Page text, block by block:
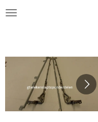
Ga
hoofdinhoud